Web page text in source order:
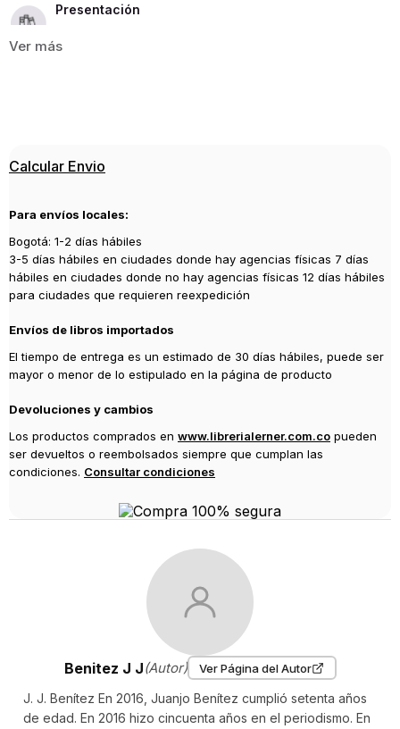
Presentación
BOOKET
2023
Calcular Envio
Para envíos locales:
Bogotá: 1-2 días hábiles
3-5 días hábiles en ciudades donde hay agencias físicas 7 días
hábiles en ciudades donde no hay agencias físicas 12 días hábiles
para ciudades que requieren reexpedición
Envíos de libros importados
El tiempo de entrega es un estimado de 30 días hábiles, puede ser
mayor o menor de lo estipulado en la página de producto
Devoluciones y cambios
Los productos comprados en www.librerialerner.com.co pueden
ser devueltos o reembolsados siempre que cumplan las
condiciones. Consultar condiciones
Benitez J J(Autor) Ver Página del Autor
J. J. Benítez En 2016, Juanjo Benítez cumplió setenta años
de edad. En 2016 hizo cincuenta años en el periodismo. En